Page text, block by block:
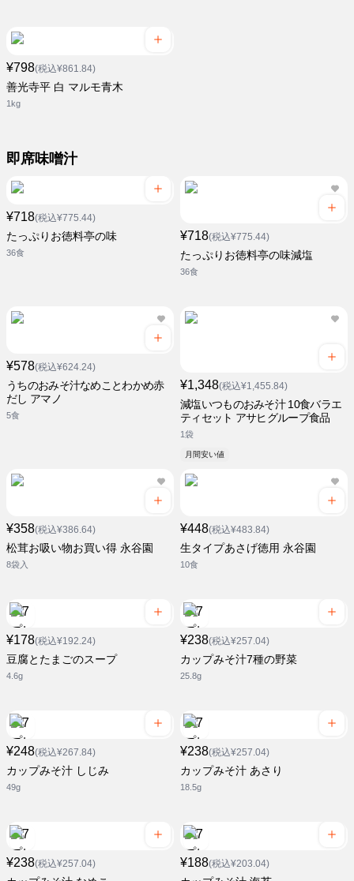
¥798(税込¥861.84)
善光寺平 白 マルモ青木
1kg
即席味噌汁
¥718(税込¥775.44)
たっぷりお徳料亭の味
36食
¥718(税込¥775.44)
たっぷりお徳料亭の味減塩
36食
¥578(税込¥624.24)
うちのおみそ汁なめことわかめ赤
だし アマノ
5食
¥1,348(税込¥1,455.84)
減塩いつものおみそ汁 10食バラエ
ティセット アサヒグループ食品
1袋
月間安い値
¥358(税込¥386.64)
松茸お吸い物お買い得 永谷園
8袋入
¥448(税込¥483.84)
生タイプあさげ徳用 永谷園
10食
¥178(税込¥192.24)
豆腐とたまごのスープ
4.6g
¥238(税込¥257.04)
カップみそ汁7種の野菜
25.8g
¥248(税込¥267.84)
カップみそ汁 しじみ
49g
¥238(税込¥257.04)
カップみそ汁 あさり
18.5g
¥238(税込¥257.04) ¥188(税込¥203.04)